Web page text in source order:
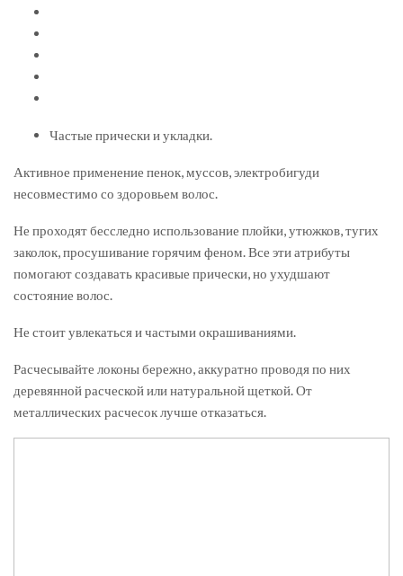
Частые прически и укладки.
Активное применение пенок, муссов, электробигуди
несовместимо со здоровьем волос.
Не проходят бесследно использование плойки, утюжков, тугих
заколок, просушивание горячим феном. Все эти атрибуты
помогают создавать красивые прически, но ухудшают
состояние волос.
Не стоит увлекаться и частыми окрашиваниями.
Расчесывайте локоны бережно, аккуратно проводя по них
деревянной расческой или натуральной щеткой. От
металлических расчесок лучше отказаться.